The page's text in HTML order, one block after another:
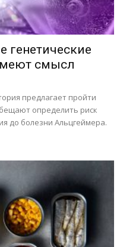
генетические
смысл
предлагает пройти
определить риск
до болезни Альцгеймера.